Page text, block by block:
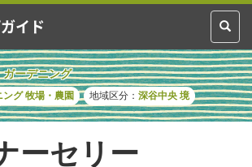
Toggle
イド
ガーデニング
ング 牧場・農園 地域区分： 深谷中央 境
ーセリー